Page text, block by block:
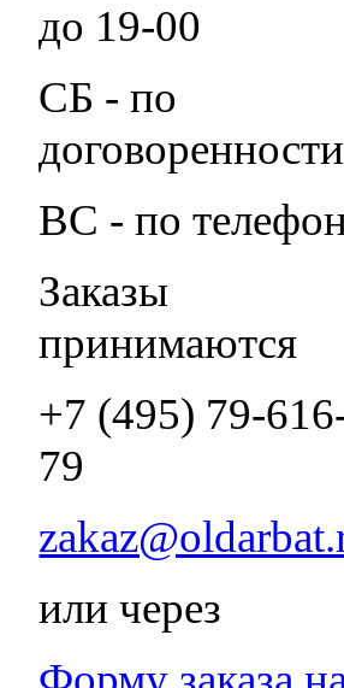
до 19-00
СБ - по
договоренности
ВС - по
Заказы
принимаются
+7 (495) 79-
79
или через